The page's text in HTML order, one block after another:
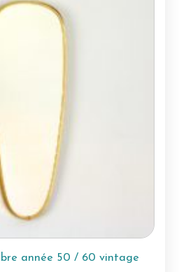
année 50 / 60 vintage